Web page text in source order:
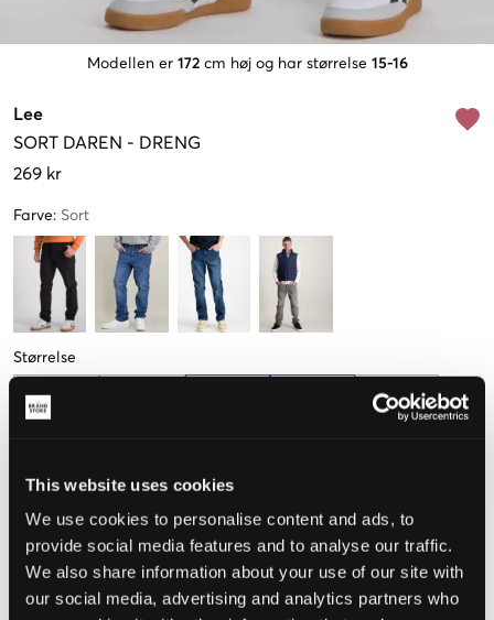
This website uses cookies
We use cookies to personalise content and ads, to
provide social media features and to analyse our traffic.
We also share information about your use of our site with
our social media, advertising and analytics partners who
Modellen er 172 cm høj og har størrelse 15-16
Lee
SORT DAREN - DRENG
269 kr
Farve: Sort
Størrelse
9-10 år
134-140cm
15-16 år
170-176cm
Hvis du ligger mellem to størrelser, anbefaler vi, at du går en
størrelse ned.
Opfattet størrelse
Lille Perfekt Stor